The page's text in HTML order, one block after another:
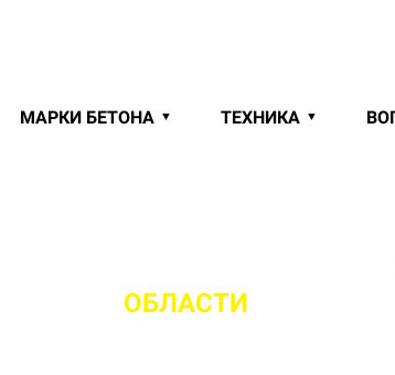
МАРКИ БЕТОНА ТЕХНИКА
ОБЛАСТИ